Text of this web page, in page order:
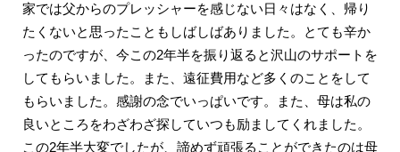
家では父からのプレッシャーを感じない日々はなく、帰り
たくないと思ったこともしばしばありました。とても辛か
ったのですが、今この2年半を振り返ると沢山のサポートを
してもらいました。また、遠征費用など多くのことをして
もらいました。感謝の念でいっぱいです。また、母は私の
良いところをわざわざ探していつも励ましてくれました。
この2年半大変でしたが、諦めず頑張ることができたのは母